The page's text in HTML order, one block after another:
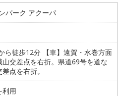
パーク アクーパ
ら徒歩12分 【車】遠賀・水巻方面
交差点を右折。県道69号を道な
点を右折。
利用